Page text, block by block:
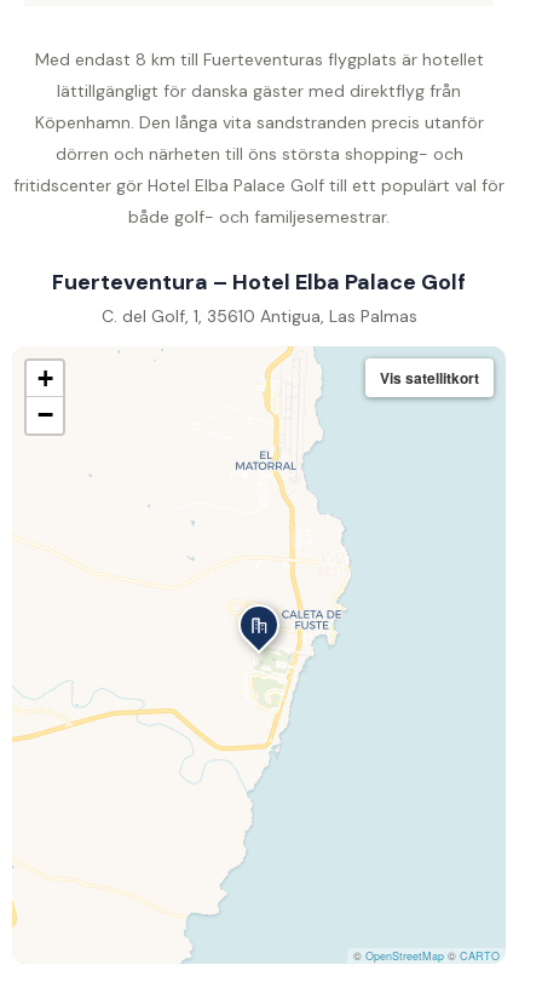
Med endast 8 km till Fuerteventuras flygplats är hotellet
lättillgängligt för danska gäster med direktflyg från
Köpenhamn. Den långa vita sandstranden precis utanför
dörren och närheten till öns största shopping- och
fritidscenter gör Hotel Elba Palace Golf till ett populärt val för
både golf- och familjesemestrar.
Fuerteventura – Hotel Elba Palace Golf
C. del Golf, 1, 35610 Antigua, Las Palmas
+
−
Vis satellitkort
© OpenStreetMap © CARTO